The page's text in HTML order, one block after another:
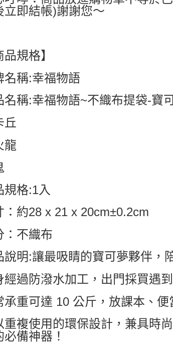
立即結帳)謝謝您～
品規格】
名稱:幸福物語
名稱:幸福物語~不織布提袋-寶
丘
龍
規格:1入
：約28 x 21 x 20cm±0.2cm
：不織布
說明:讓最吸睛的寶可夢夥伴，
經過防潑水加工，出門採買遇
承重可達 10 公斤，放課本、
重複使用的環保設計，兼具時
必備神器！